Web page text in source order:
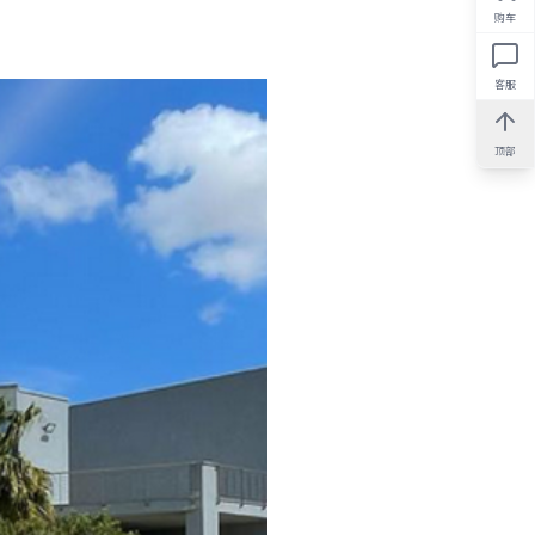
购车
客服
顶部